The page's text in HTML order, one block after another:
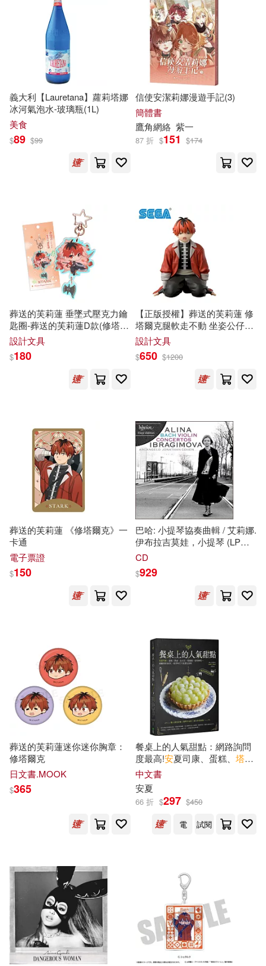
（英）亞瑟·柯南·道爾(23)
（英）查爾斯·狄更斯(23)
ｍａｇｎｅｔｉｃ Ｇ編集部(23)
安妮．法蘭克(22) 山口昇(22)
手名町紗帆(22)
淺野一二O(22)
漂亮家居編輯部(22)
王子安(22)
??????(21) lovepop.net(21)
きよせ(21)
ケイ・エム・プロデュース(21)
劉傳(21)
喬治．歐威爾(21)
東磨樹(21) 梁啟超(21)
森苺莉(21) 沈育霖(21)
綺咲潔(21) 蔡文展(21)
陳飛(21)
（英）威廉·莎士比亞(21)
TMA(20) shiji(20)
ヤマダユウヤ(20)
中國安全生產科學研究院(20)
三民(134)
作家出版社(133)
湖南美術出版社(133)
生活‧讀書‧新知三聯書店(130)
冶金工業出版社(126)
幼福(126) 藍海文化(125)
華東師範大學出版社(123)
小天下(122) EuroArts(121)
Hal Leonard(119)
東南大學出版社(118)
東方出版社(118) 皇冠(118)
親子天下(118) 講談社(118)
Eloquence(117)
世界知識出版社(116)
江西教育出版社(116)
北京師範大學出版社(114)
台灣全球高爾夫媒體(114)
湖北美術出版社(113)
上海古籍出版社(112)
復旦大學出版社(112)
義大利【Lauretana】蘿莉塔娜
冰河氣泡水-玻璃瓶(1L)
美食
$89 $99
信使安潔莉娜漫遊手記(3)
簡體書
鷹角網絡 紫一
87 折 $151 $174
葬送的芙莉蓮 垂墜式壓克力鑰
匙圈-葬送的芙莉蓮D款(修塔爾
克)
設計文具
$180
【正版授權】葬送的芙莉蓮 修
塔爾克腿軟走不動 坐姿公仔
467610
設計文具
$650 $1200
葬送的芙莉蓮 《修塔爾克》一
卡通
電子票證
$150
巴哈: 小提琴協奏曲輯 / 艾莉娜.
伊布拉吉莫娃，小提琴 (LP黑
膠)(Bach: Violin Concertos /
CD
$929
葬送的芙莉蓮迷你迷你胸章：
修塔爾克
日文書.MOOK
$365
餐桌上的人氣甜點：網路詢問
度最高!安夏司康、蛋糕、 塔
派、比司
乾…減醣烘焙也OK，超美味打
卡食譜在家做
中文書
安夏
66 折 $297 $450
電
試閱